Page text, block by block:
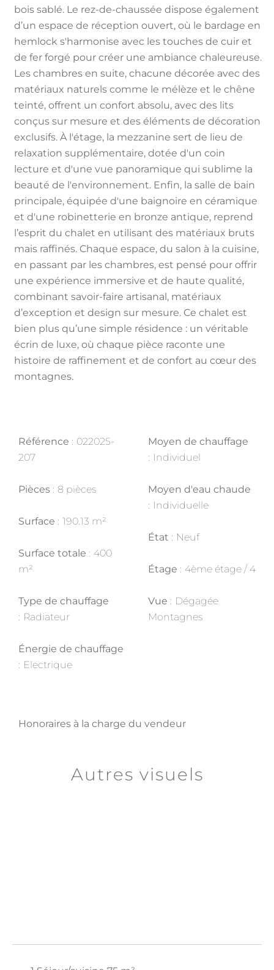
bois sablé. Le rez-de-chaussée dispose également
d’un espace de réception ouvert, où le bardage en
hemlock s'harmonise avec les touches de cuir et
de fer forgé pour créer une ambiance chaleureuse.
Les chambres en suite, chacune décorée avec des
matériaux naturels comme le mélèze et le chêne
teinté, offrent un confort absolu, avec des lits
conçus sur mesure et des éléments de décoration
exclusifs. À l'étage, la mezzanine sert de lieu de
relaxation supplémentaire, dotée d'un coin
lecture et d'une vue panoramique qui sublime la
beauté de l'environnement. Enfin, la salle de bain
principale, équipée d'une baignoire en céramique
et d'une robinetterie en bronze antique, reprend
l’esprit du chalet en utilisant des matériaux bruts
mais raffinés. Chaque espace, du salon à la cuisine,
en passant par les chambres, est pensé pour offrir
une expérience immersive et de haute qualité,
combinant savoir-faire artisanal, matériaux
d’exception et design sur mesure. Ce chalet est
bien plus qu’une simple résidence : un véritable
écrin de luxe, où chaque pièce raconte une
histoire de raffinement et de confort au cœur des
montagnes.
Référence
022025-
207
Pièces 8 pièces
Surface 190.13 m²
Surface totale
400
m²
Type de chauffage
Radiateur
Énergie de chauffage
Electrique
Moyen de chauffage
Individuel
Moyen d'eau chaude
Individuelle
État Neuf
Étage 4ème étage / 4
Vue
Dégagée
Montagnes
Honoraires à la charge du vendeur
Autres visuels